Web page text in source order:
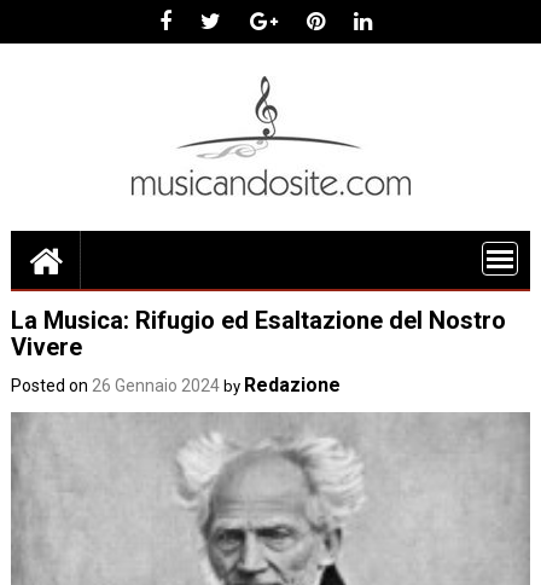
La Musica: Rifugio ed Esaltazione del Nostro
Vivere
Posted on 26 Gennaio 2024 by Redazione